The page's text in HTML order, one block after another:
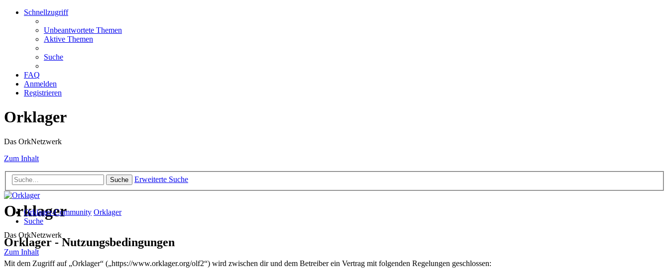
Schnellzugriff
Unbeantwortete Themen
Aktive Themen
Suche
FAQ
Anmelden
Registrieren
Orklager
Das OrkNetzwerk
Zum Inhalt
Suche Erweiterte Suche
Orklager
Das OrkNetzwerk
Zum Inhalt
Orklager-Community Orklager
Suche
Orklager - Nutzungsbedingungen
Mit dem Zugriff auf „Orklager“ („https://www.orklager.org/olf2“) wird zwischen dir und dem Betreiber ein Vertrag mit folgenden Regelungen geschlossen: